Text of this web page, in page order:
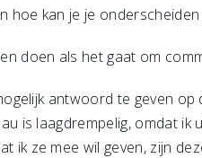
hoe kan je je onderscheiden
doen als het gaat om
antwoord te geven
is laagdrempelig, omdat
ik ze mee wil geven, zijn